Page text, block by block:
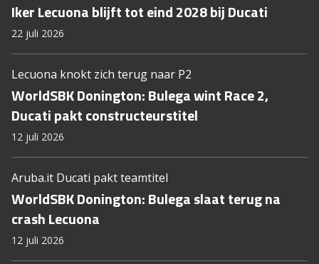
Iker Lecuona blijft tot eind 2028 bij Ducati
22 juli 2026
Lecuona knokt zich terug naar P2
WorldSBK Donington: Bulega wint Race 2,
Ducati pakt constructeurstitel
12 juli 2026
Aruba.it Ducati pakt teamtitel
WorldSBK Donington: Bulega slaat terug na
crash Lecuona
12 juli 2026